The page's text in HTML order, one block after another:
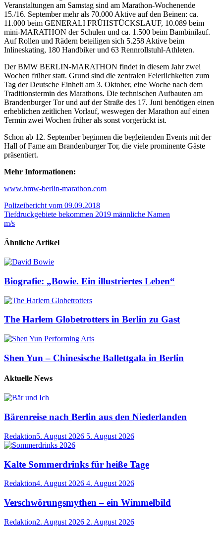
Veranstaltungen am Samstag sind am Marathon-Wochenende
15./16. September mehr als 70.000 Aktive auf den Beinen: ca.
11.000 beim GENERALI FRÜHSTÜCKSLAUF, 10.089 beim
mini-MARATHON der Schulen und ca. 1.500 beim Bambinilauf.
Auf Rollen und Rädern beteiligen sich 5.258 Aktive beim
Inlineskating, 180 Handbiker und 63 Rennrollstuhl-Athleten.
Der BMW BERLIN-MARATHON findet in diesem Jahr zwei
Wochen früher statt. Grund sind die zentralen Feierlichkeiten zum
Tag der Deutsche Einheit am 3. Oktober, eine Woche nach dem
Traditionstermin des Marathons. Die technischen Aufbauten am
Brandenburger Tor und auf der Straße des 17. Juni benötigen einen
erheblichen zeitlichen Vorlauf, weswegen der Marathon auf einen
Termin zwei Wochen früher als sonst vorgerückt ist.
Schon ab 12. September beginnen die begleitenden Events mit der
Hall of Fame am Brandenburger Tor, die viele prominente Gäste
präsentiert.
Mehr Informationen:
www.bmw-berlin-marathon.com
Beitragsnavigation
Polizeibericht vom 09.09.2018
Tiefdruckgebiete bekommen 2019 männliche Namen
m/s
Ähnliche Artikel
Biografie: „Bowie. Ein illustriertes Leben“
The Harlem Globetrotters in Berlin zu Gast
Shen Yun – Chinesische Ballettgala in Berlin
Aktuelle News
Bärenreise nach Berlin aus den Niederlanden
Redaktion5. August 2026 5. August 2026
Kalte Sommerdrinks für heiße Tage
Redaktion4. August 2026 4. August 2026
Verschwörungsmythen – ein Wimmelbild
Redaktion2. August 2026 2. August 2026